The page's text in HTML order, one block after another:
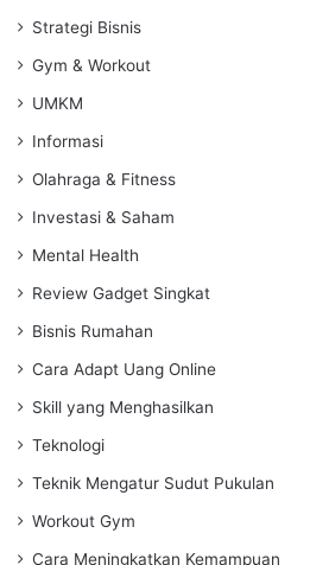
Strategi Bisnis
Gym & Workout
UMKM
Informasi
Olahraga & Fitness
Investasi & Saham
Mental Health
Review Gadget Singkat
Bisnis Rumahan
Cara Adapt Uang Online
Skill yang Menghasilkan
Teknologi
Teknik Mengatur Sudut Pukulan
Workout Gym
Cara Meningkatkan Kemampuan